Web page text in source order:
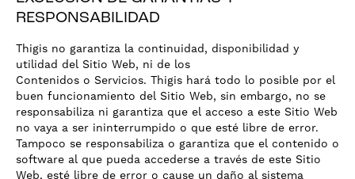
RESPONSABILIDAD
Thigis no garantiza la continuidad, disponibilidad y
utilidad del Sitio Web, ni de los
Contenidos o Servicios. Thigis hará todo lo posible por el
buen funcionamiento del Sitio Web, sin embargo, no se
responsabiliza ni garantiza que el acceso a este Sitio Web
no vaya a ser ininterrumpido o que esté libre de error.
Tampoco se responsabiliza o garantiza que el contenido o
software al que pueda accederse a través de este Sitio
Web, esté libre de error o cause un daño al sistema